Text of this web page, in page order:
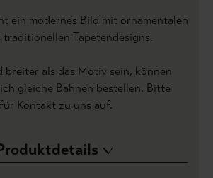
ein modernes Bild mit ornamentalen
traditionellen Tapetendesigns.
breiter als das Motiv sein, können
gleiche Bahnen bestellen. Bitte
Kontakt zu uns auf.